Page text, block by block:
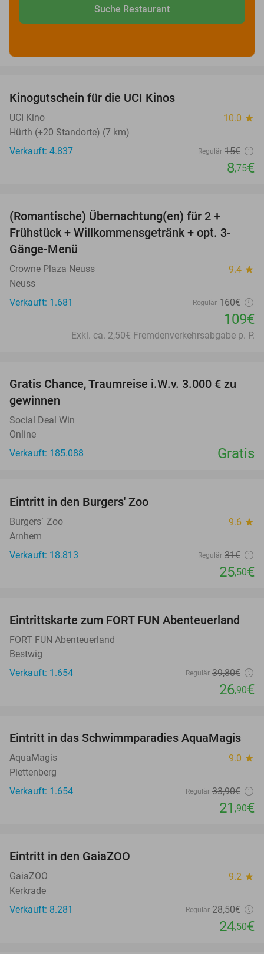
Suche Restaurant
Kinogutschein für die UCI Kinos
UCI Kino 10.0 star
Hürth (+20 Standorte) (7 km)
Verkauft: 4.837
Regulär 15€
8,75€
(Romantische) Übernachtung(en) für 2 +
Frühstück + Willkommensgetränk + opt. 3-
Gänge-Menü
Crowne Plaza Neuss 9.4 star
Neuss
Verkauft: 1.681
Regulär 160€
109€
Exkl. ca. 2,50€ Fremdenverkehrsabgabe p. P.
Gratis Chance, Traumreise i.W.v. 3.000 € zu
gewinnen
Social Deal Win
Online
Verkauft: 185.088
Gratis
Eintritt in den Burgers' Zoo
Burgers´ Zoo 9.6 star
Arnhem
Verkauft: 18.813
Regulär 31€
25,50€
32%
Eintrittskarte zum FORT FUN Abenteuerland
FORT FUN Abenteuerland
Bestwig
Verkauft: 1.654
Regulär 39,80€
26,90€
35%
Eintritt in das Schwimmparadies AquaMagis
AquaMagis 9.0 star
Plettenberg
Verkauft: 1.654
Regulär 33,90€
21 ,90€
Eintritt in den GaiaZOO
GaiaZOO 9.2 star
Kerkrade
Verkauft: 8.281
Regulär 28,50€
24,50€